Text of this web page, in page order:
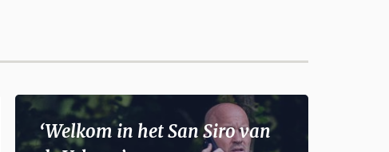
‘Welkom in het San Siro van